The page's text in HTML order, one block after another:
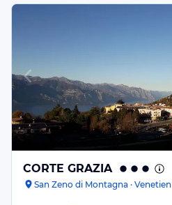
CORTE GRAZIA
San Zeno di Montagna · Venetien